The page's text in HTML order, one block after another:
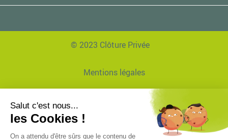
© 2023 Clôture Privée
Mentions légales
Données personnelles
Réalisation Agence EVVI